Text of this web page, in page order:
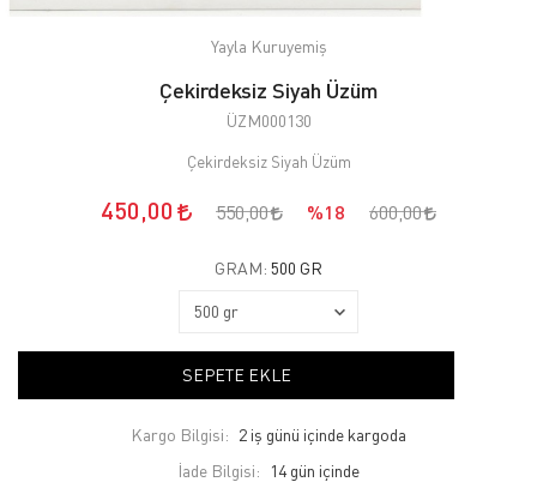
Yayla Kuruyemiş
Çekirdeksiz Siyah Üzüm
ÜZM000130
Çekirdeksiz Siyah Üzüm
450,00 550,00 %18 600,00
GRAM: 500 GR
SEPETE EKLE
Kargo Bilgisi: 2 iş günü içinde kargoda
İade Bilgisi: